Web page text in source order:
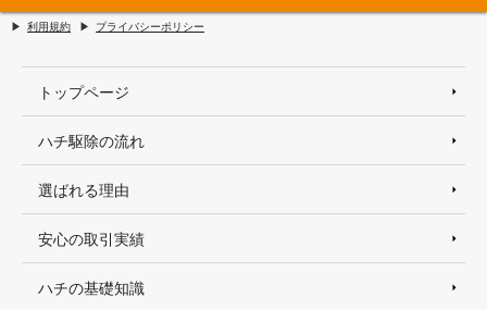
利用規約 プライバシーポリシー
トップページ
ハチ駆除の流れ
選ばれる理由
安心の取引実績
ハチの基礎知識